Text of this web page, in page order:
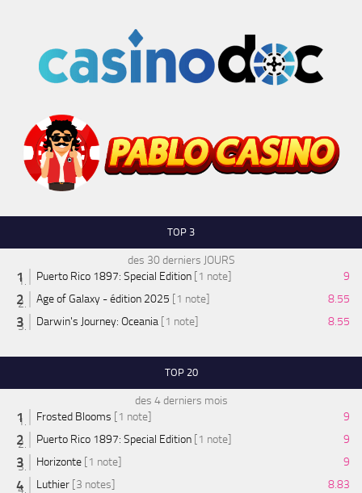
TOP 3
des 30 derniers JOURS
Puerto Rico 1897: Special Edition [1 note]
9
Age of Galaxy - édition 2025 [1 note]
8.55
Darwin's Journey: Oceania [1 note] 8.55
TOP 20
des 4 derniers mois
Frosted Blooms [1 note]
9
Puerto Rico 1897: Special Edition [1 note]
9
Horizonte [1 note]
9
Luthier [3 notes]
8.83